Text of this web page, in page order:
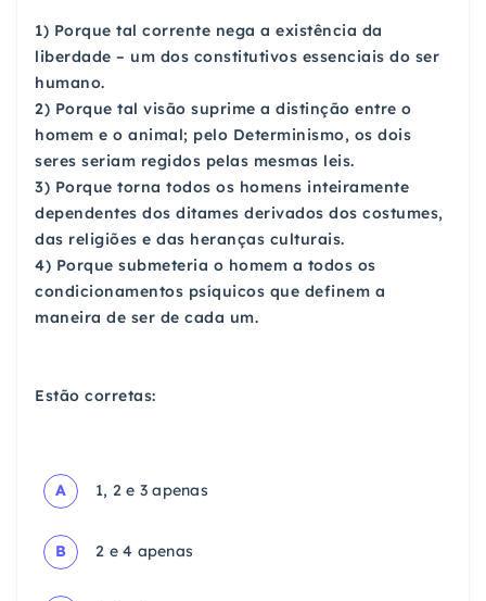
1) Porque tal corrente nega a existência da
liberdade – um dos constitutivos essenciais do ser
humano.
2) Porque tal visão suprime a distinção entre o
homem e o animal; pelo Determinismo, os dois
seres seriam regidos pelas mesmas leis.
3) Porque torna todos os homens inteiramente
dependentes dos ditames derivados dos costumes,
das religiões e das heranças culturais.
4) Porque submeteria o homem a todos os
condicionamentos psíquicos que definem a
maneira de ser de cada um.
Estão corretas:
A 1, 2 e 3 apenas
B 2 e 4 apenas